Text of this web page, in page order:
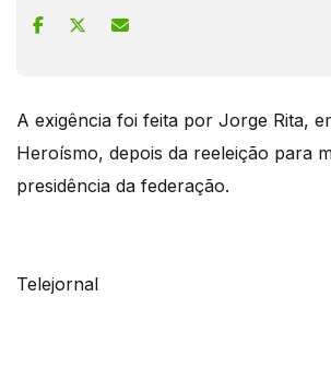
A exigência foi feita por Jorge Rita,
Heroísmo, depois da reeleição para
presidência da federação.
Telejornal